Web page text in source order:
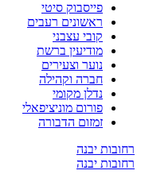
פייסבוק סיטי
ראשונים רעבים
קובי עצבני
מודיעין ברשת
נוער וצעירים
חברה וקהילה
נדלן מקומי
פורום מוניציפאלי
זמזום הדבורה
רחובות יבנה
רחובות יבנה